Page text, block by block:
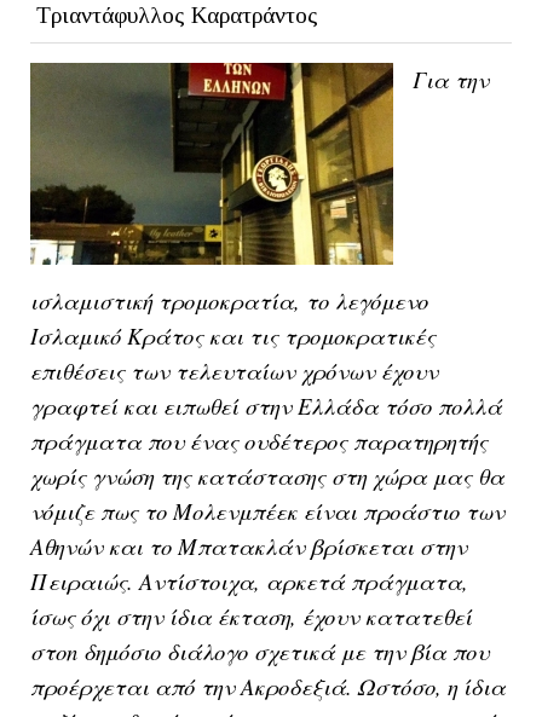
Τριαντάφυλλος Καρατράντος
Για την
ισλαμιστική τρομοκρατία, το λεγόμενο
Ισλαμικό Κράτος και τις τρομοκρατικές
επιθέσεις των τελευταίων χρόνων έχουν
γραφτεί και ειπωθεί στην Ελλάδα τόσο πολλά
πράγματα που ένας ουδέτερος παρατηρητής
χωρίς γνώση της κατάστασης στη χώρα μας θα
νόμιζε πως το Μολενμπέεκ είναι προάστιο των
Αθηνών και το Μπατακλάν βρίσκεται στην
Πειραιώς. Αντίστοιχα, αρκετά πράγματα,
ίσως όχι στην ίδια έκταση, έχουν κατατεθεί
στοn δημόσιο διάλογο σχετικά με την βία που
προέρχεται από την Aκροδεξιά. Ωστόσο, η ίδια